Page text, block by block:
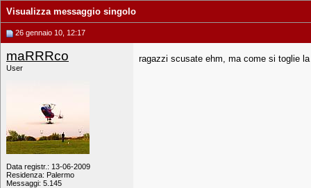
Visualizza messaggio singolo
26 gennaio 10, 12:17
maRRRco
User
Data registr.: 13-06-2009
Residenza: Palermo
Messaggi: 5.145
ragazzi scusate ehm, ma come si toglie